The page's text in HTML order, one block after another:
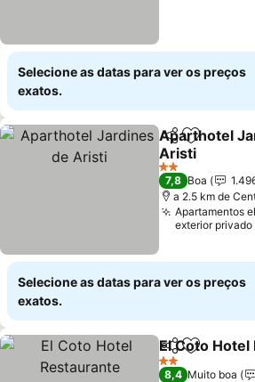
Selecione as datas para ver os preços
exatos.
Partilhar
Aparthotel
Aristi
2 Estrelas
7,8 Boa
a 2.5 km de
Apartamentos
exterior privado
Selecione as datas para ver os preços
exatos.
Partilhar
El Coto
2 Estrelas
8,4 Muito boa